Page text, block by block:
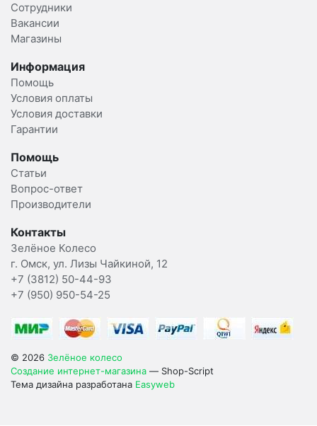
Сотрудники
Вакансии
Магазины
Информация
Помощь
Условия оплаты
Условия доставки
Гарантии
Помощь
Статьи
Вопрос-ответ
Производители
Контакты
Зелёное Колесо
г. Омск, ул. Лизы Чайкиной, 12
+7 (3812) 50-44-93
+7 (950) 950-54-25
© 2026 Зелёное колесо
Создание интернет-магазина — Shop-Script
Тема дизайна разработана Easyweb